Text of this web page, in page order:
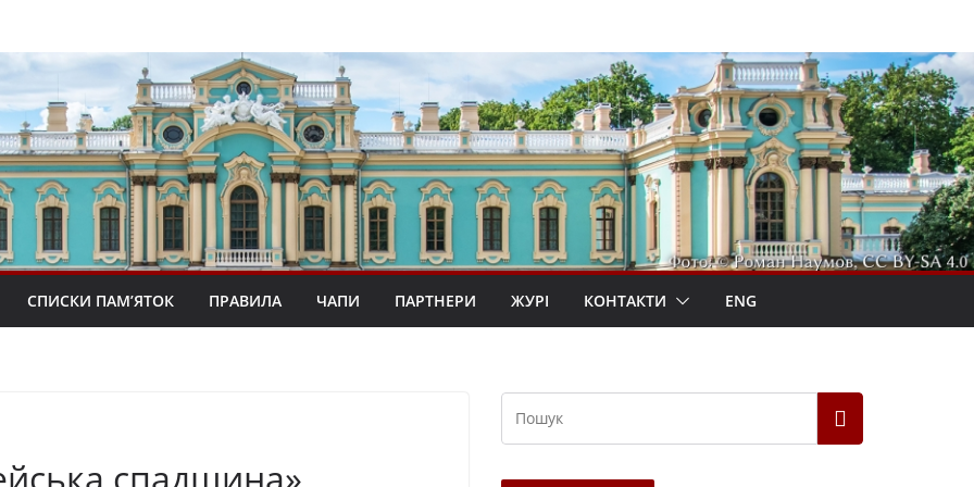
СПИСКИ ПАМ’ЯТОК ПРАВИЛА ЧАПИ ПАРТНЕРИ ЖУРІ КОНТАКТИ ENG
спадщина»